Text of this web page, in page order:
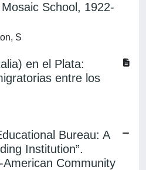
School, 1922-
S
en el Plata:
entre los
Bureau: A
Institution”.
Community